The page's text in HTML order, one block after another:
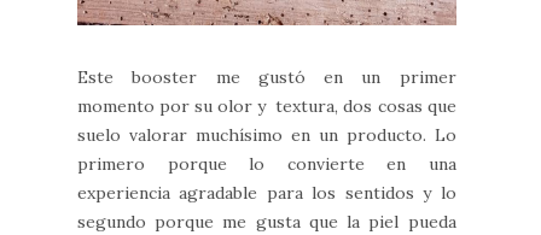
Este booster me gustó en un primer
momento por su olor y textura, dos cosas que
suelo valorar muchísimo en un producto. Lo
primero porque lo convierte en una
experiencia agradable para los sentidos y lo
segundo porque me gusta que la piel pueda